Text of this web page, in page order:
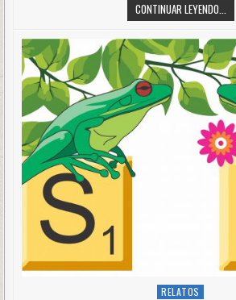
CONTINUAR LEYENDO...
Posted
RELATOS